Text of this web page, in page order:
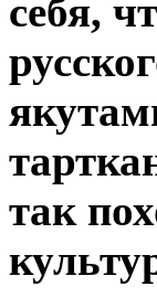
себя,
так